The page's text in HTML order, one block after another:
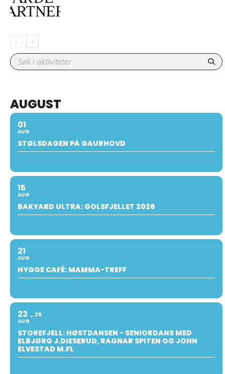
AUGUST
01
AUG
STØLSDAGEN PÅ GAURHOVD
15
AUG
BAKYARD ULTRA: GOLSFJELLET 2026
21
AUG
HYGGE CAFÈ: MAMMA-TREFF
23
AUG
26
STOREFJELL: HØSTDANSEN - SENIORDANS MED
ELBJØRG J.DIESERUD, RAGNAR SPITEN OG JOHN
ELVESTAD M.FL